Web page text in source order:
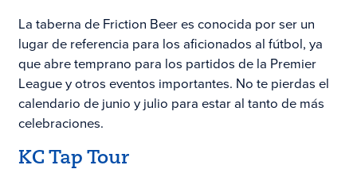
La taberna de Friction Beer es conocida por ser un
lugar de referencia para los aficionados al fútbol, ya
que abre temprano para los partidos de la Premier
League y otros eventos importantes. No te pierdas el
calendario de junio y julio para estar al tanto de más
celebraciones.
KC Tap Tour